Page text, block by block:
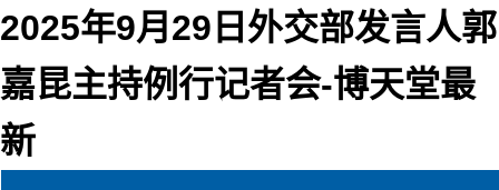
2025年9月29日外交部发言人郭
嘉昆主持例行记者会-博天堂最
新